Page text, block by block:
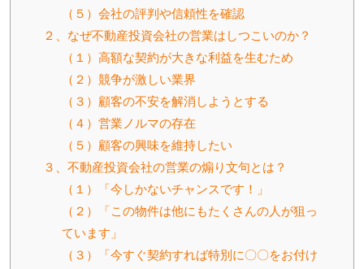
（５）会社の評判や信頼性を確認
２、なぜ不動産投資会社の営業はしつこいのか？
（１）高額な契約が大きな利益を生むため
（２）競争が激しい業界
（３）顧客の不安を解消しようとする
（４）営業ノルマの存在
（５）顧客の興味を維持したい
３、不動産投資会社の営業の煽り文句とは？
（１）「今しかないチャンスです！」
（２）「この物件は他にもたくさんの人が狙っ
ています」
（３）「今すぐ契約すれば特別に〇〇をお付け